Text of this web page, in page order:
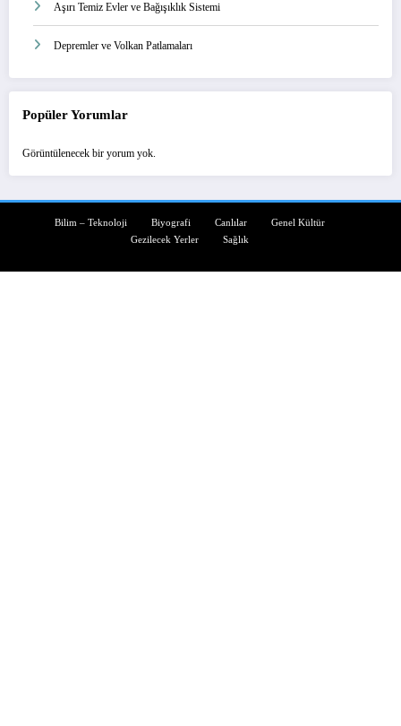
Aşırı Temiz Evler ve Bağışıklık Sistemi
Depremler ve Volkan Patlamaları
Popüler Yorumlar
Görüntülenecek bir yorum yok.
Bilim – Teknoloji Biyografi Canlılar
Genel Kültür
Gezilecek Yerler
Sağlık